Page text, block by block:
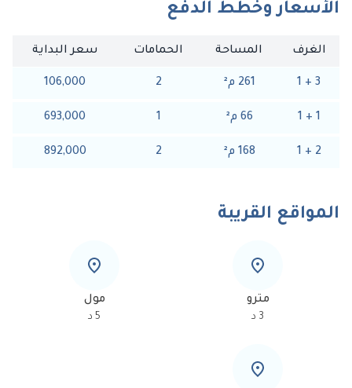
الأسعار وخطط الدفع
الغرف المساحة الحمامات سعر البداية
3
+
1
261 م²
2
106,000
1
+
1
66 م²
1
693,000
2
+
1
168 م²
2
892,000
المواقع القريبة
مترو
3 د
مول
5 د